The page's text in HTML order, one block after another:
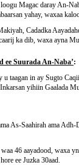
Magac daray An-
yahay, waxaa
Cadadka
ka dib, waxa ayna
ee Suurada An-Naba’:
u taagan in ay Sugto
yihiin Gaalada
As-Saahirah ama
46 aayadood, waxa
ee Juzka 30aad.